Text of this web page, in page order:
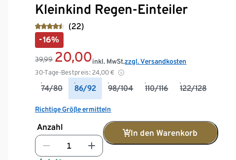
Kleinkind Regen-Einteiler
(22)
-16%
39,99 20,00
30-Tage-Bestpreis: 24,00 €
inkl. MwSt.zzgl. Versandkosten
74/80 86/92 98/104 110/116 122/128
Richtige Größe ermitteln
Anzahl
In den Warenkorb